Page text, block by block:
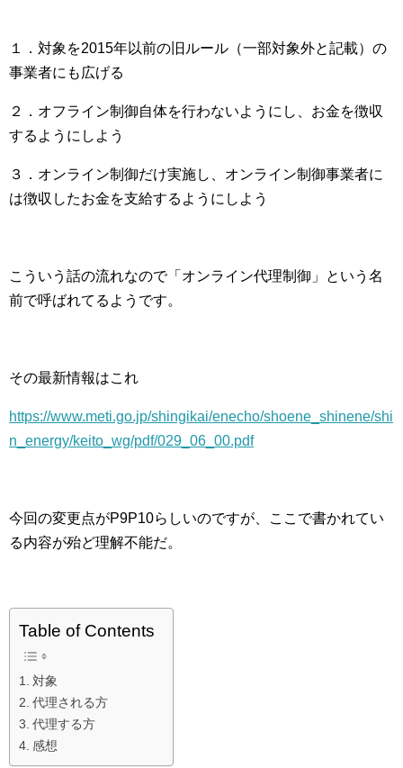
１．対象を2015年以前の旧ルール（一部対象外と記載）の
事業者にも広げる
２．オフライン制御自体を行わないようにし、お金を徴収
するようにしよう
３．オンライン制御だけ実施し、オンライン制御事業者に
は徴収したお金を支給するようにしよう
こういう話の流れなので「オンライン代理制御」という名
前で呼ばれてるようです。
その最新情報はこれ
https://www.meti.go.jp/shingikai/enecho/shoene_shinene/shi
n_energy/keito_wg/pdf/029_06_00.pdf
今回の変更点がP9P10らしいのですが、ここで書かれてい
る内容が殆ど理解不能だ。
Table of Contents
対象
代理される方
代理する方
感想